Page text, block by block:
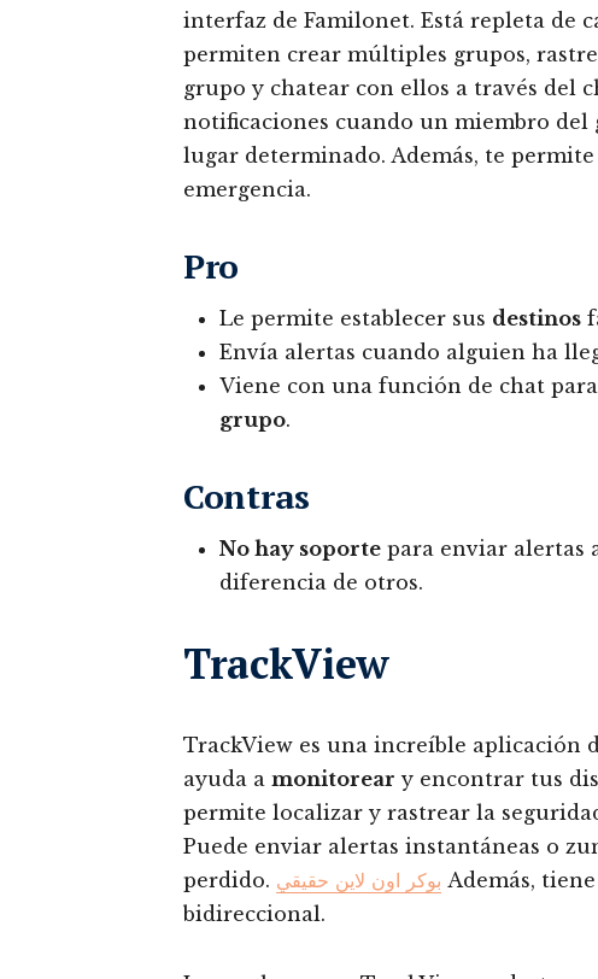
interfaz de Familonet. Está repleta de
permiten crear múltiples grupos,
grupo y chatear con ellos a través del
notificaciones cuando un miembro del
lugar determinado. Además, te
emergencia.
Pro
Le permite establecer sus destinos
Envía alertas cuando alguien ha
Viene con una función de chat
grupo.
Contras
No hay soporte para enviar alertas
diferencia de otros.
TrackView
TrackView es una increíble aplicación
ayuda a monitorear y encontrar tus
permite localizar y rastrear la
Puede enviar alertas instantáneas o
perdido. بوكر اون لاين حقيقي Además,
bidireccional.